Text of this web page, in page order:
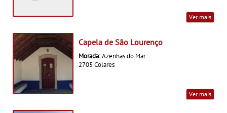
Ver mais
Capela de São Lourenço
Morada:Azenhas do Mar
2705 Colares
Ver mais